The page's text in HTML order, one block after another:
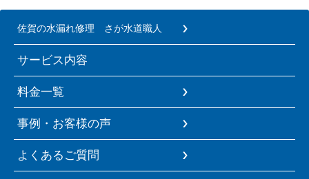
佐賀の水漏れ修理 さが水道職人
サービス内容
料金一覧
事例・お客様の声
よくあるご質問